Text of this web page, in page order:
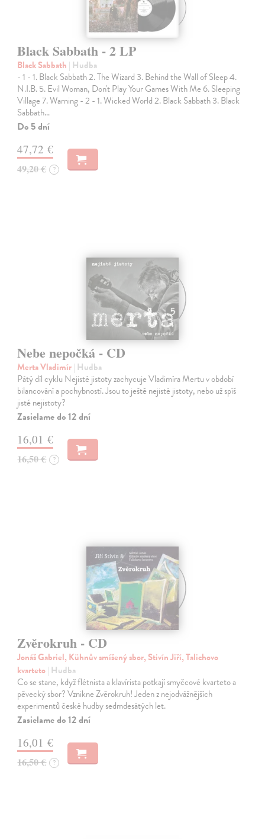
Black Sabbath - 2 LP
Black Sabbath | Hudba
- 1 - 1. Black Sabbath 2. The Wizard 3. Behind the Wall of Sleep 4.
N.I.B. 5. Evil Woman, Don't Play Your Games With Me 6. Sleeping
Village 7. Warning - 2 - 1. Wicked World 2. Black Sabbath 3. Black
Sabbath…
Do 5 dní
47,72 €
49,20 € ?
Nebe nepočká - CD
Merta Vladimír| Hudba
Pátý díl cyklu Nejisté jistoty zachycuje Vladimíra Mertu v období
bilancování a pochybností. Jsou to ještě nejisté jistoty, nebo už spíš
jisté nejistoty?
Zasielame do 12 dní
16,01 €
16,50 € ?
Zvěrokruh - CD
Jonáš Gabriel, Kühnův smíšený sbor, Stivín Jiří, Talichovo
kvarteto| Hudba
Co se stane, když flétnista a klavírista potkají smyčcové kvarteto a
pěvecký sbor? Vznikne Zvěrokruh! Jeden z nejodvážnějších
experimentů české hudby sedmdesátých let.
Zasielame do 12 dní
16,01 €
16,50 € ?